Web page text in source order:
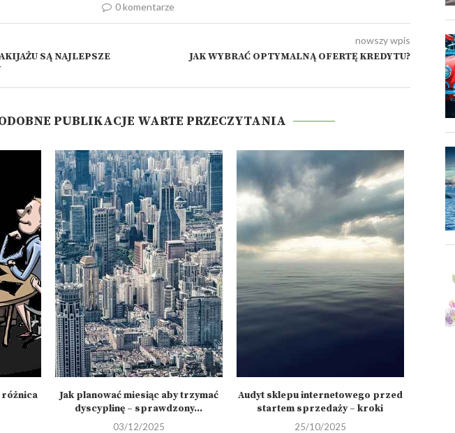
0 komentarze
SĄ NAJLEPSZE
nowszy wpis
JAK WYBRAĆ OPTYMALNĄ OFERTĘ KREDYTU?
PUBLIKACJE WARTE PRZECZYTANIA
różnica
Jak planować miesiąc aby trzymać
dyscyplinę – sprawdzony...
03/12/2025
Audyt sklepu internetowego przed
startem sprzedaży – kroki
25/10/2025